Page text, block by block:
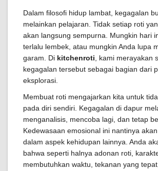
Dalam filosofi hidup lambat, kegagalan
melainkan pelajaran. Tidak setiap roti
akan langsung sempurna. Mungkin hari
terlalu lembek, atau mungkin Anda lupa
garam. Di kitchenroti , kami merayakan
kegagalan tersebut sebagai bagian dari
eksplorasi.
Membuat roti mengajarkan kita untuk
pada diri sendiri. Kegagalan di dapur
menganalisis, mencoba lagi, dan tetap
Kedewasaan emosional ini nantinya
dalam aspek kehidupan lainnya. Anda
bahwa seperti halnya adonan roti,
membutuhkan waktu, tekanan yang